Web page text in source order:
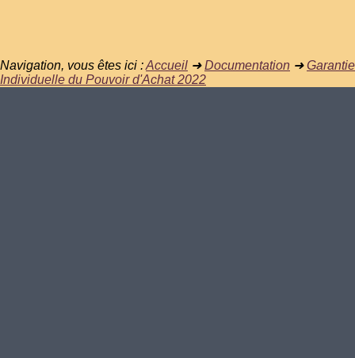
Navigation, vous êtes ici :Accueil ➜Documentation ➜Garantie
Individuelle du Pouvoir d'Achat 2022